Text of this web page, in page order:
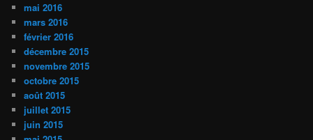
mai 2016
mars 2016
février 2016
décembre 2015
novembre 2015
octobre 2015
août 2015
juillet 2015
juin 2015